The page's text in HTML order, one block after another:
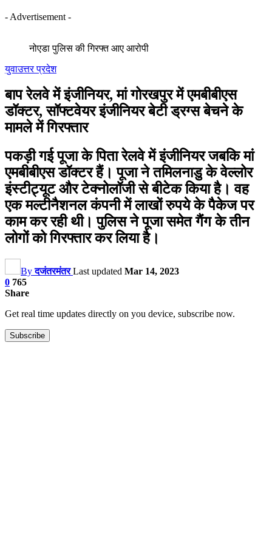
- Advertisement -
नोएडा पुलिस की गिरफ्त आए आरोपी
युवाउत्तर प्रदेश
बाप रेलवे में इंजीनियर, मां गोरखपुर में एमबीबीएस
डॉक्टर, सॉफ्टवेयर इंजीनियर बेटी ड्रग्स बेचने के
मामले में गिरफ्तार
पकड़ी गई पूजा के पिता रेलवे में इंजीनियर जबकि मां
एमबीबीएस डॉक्‍टर हैं। पूजा ने तमिलनाडु के वेल्लोर
इंस्टीट्यूट और टेक्नोलॉजी से बीटेक किया है। वह
एक मल्‍टीनैशनल कंपनी में लाखों रुपये के पैकेज पर
काम कर रही थी। पुलिस ने पूजा समेत गैंग के तीन
लोगों को गिरफ्तार कर लिया है।
Byदजंतरमंतर Last updated Mar 14, 2023
0 765
Share
Get real time updates directly on you device, subscribe now.
Subscribe